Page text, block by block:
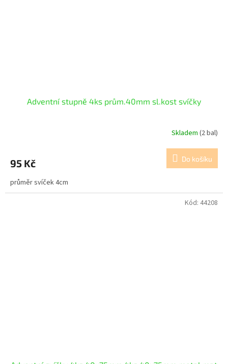
Adventní stupně 4ks prům.40mm sl.kost svíčky
Skladem (2 bal)
95 Kč Do košíku
průměr svíček 4cm
Kód: 44208